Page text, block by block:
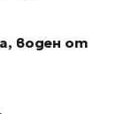
воден от